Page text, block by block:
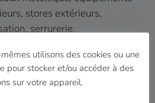
stores extérieurs,
serrurerie.
à partir de 70€,
hors matériel.
utilisons des cookies ou une
pour stocker et/ou accéder à des
sur votre appareil.